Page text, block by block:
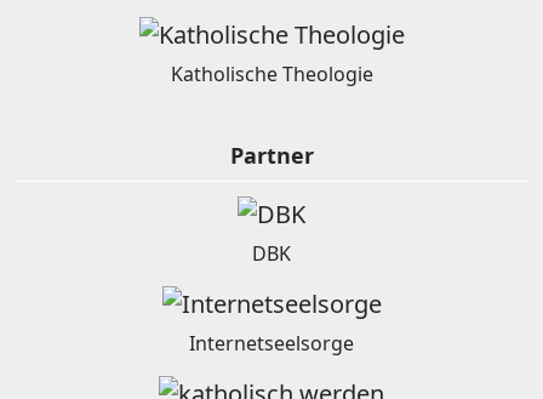
Katholische Theologie
Partner
DBK
Internetseelsorge